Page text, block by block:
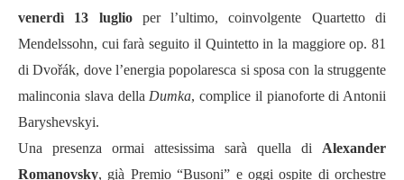
venerdì 13 luglioper l’ultimo, coinvolgente Quartetto di
Mendelssohn, cui farà seguito il Quintetto in la maggiore op. 81
di Dvořák, dove l’energia popolaresca si sposa con la struggente
malinconia slava della Dumka, complice il pianoforte di Antonii
Baryshevskyi.
Una presenza ormai attesissima sarà quella di Alexander
Romanovsky, già Premio “Busoni” e oggi ospite di orchestre